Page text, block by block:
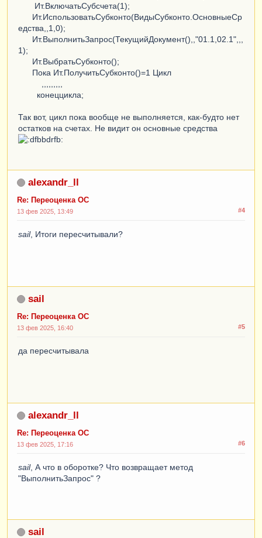
Ит.ВключатьСубсчета(1);
Ит.ИспользоватьСубконто(ВидыСубконто.ОсновныеСр
едства,,1,0);
Ит.ВыполнитьЗапрос(ТекущийДокумент(),,"01.1,02.1",,,
1);
Ит.ВыбратьСубконто();
Пока Ит.ПолучитьСубконто()=1 Цикл
конеццикла;
Так вот, цикл пока вообще не выполняется, как-будто нет
остатков на счетах. Не видит он основные средства
alexandr_ll
Re: Переоценка ОС
#4
13 фев 2025, 13:49
sail, Итоги пересчитывали?
sail
Re: Переоценка ОС
#5
13 фев 2025, 16:40
да пересчитывала
alexandr_ll
Re: Переоценка ОС
#6
13 фев 2025, 17:16
sail, А что в оборотке? Что возвращает метод
"ВыполнитьЗапрос" ?
sail